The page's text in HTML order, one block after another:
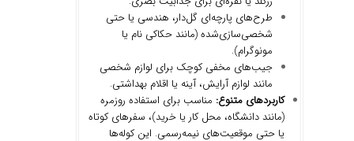
طرح‌های پارچه‌ای گل‌دار، هندسی یا حتی
شخصی‌سازی‌شده (مانند حکاکی نام یا
مونوگرام).
جیب‌های مخفی کوچک برای لوازم شخصی
مانند لوازم آرایش، آینه یا اقلام بهداشتی.
کاربردهای متنوع: مناسب برای استفاده روزمره
(مانند دانشگاه، محل کار یا خرید)، سفرهای کوتاه
یا حتی موقعیت‌های نیمه‌رسمی. این کوله‌ها